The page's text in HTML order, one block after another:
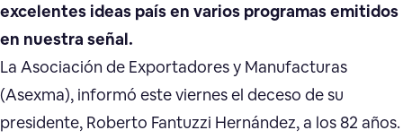
excelentes ideas país en varios programas emitidos
en nuestra señal.
La Asociación de Exportadores y Manufacturas
(Asexma), informó este viernes el deceso de su
presidente, Roberto Fantuzzi Hernández, a los 82 años.